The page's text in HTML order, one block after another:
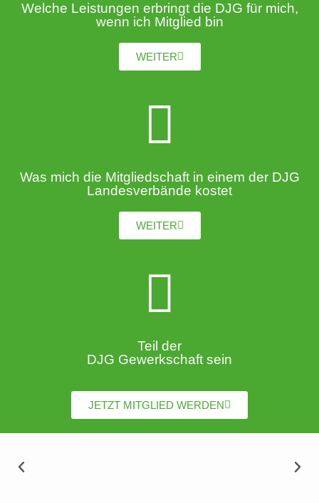
Welche Leistungen erbringt die DJG für mich,
wenn ich Mitglied bin
WEITER
Was mich die Mitgliedschaft in einem der DJG
Landesverbände kostet
WEITER
Teil der
DJG Gewerkschaft sein
JETZT MITGLIED WERDEN